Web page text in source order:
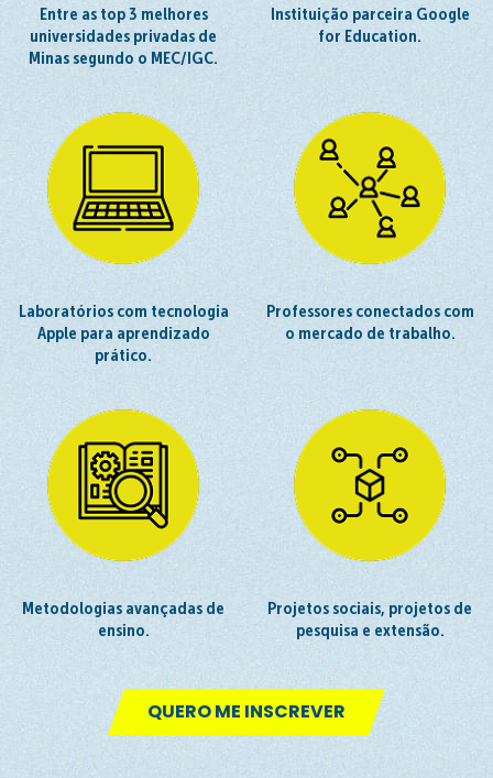
Entre as top 3 melhores
universidades privadas de
Minas segundo o MEC/IGC.
Instituição parceira Google
for Education.
Laboratórios com tecnologia
Apple para aprendizado
prático.
Professores conectados com
o mercado de trabalho.
Metodologias avançadas de
ensino.
Projetos sociais, projetos de
pesquisa e extensão.
QUERO ME INSCREVER